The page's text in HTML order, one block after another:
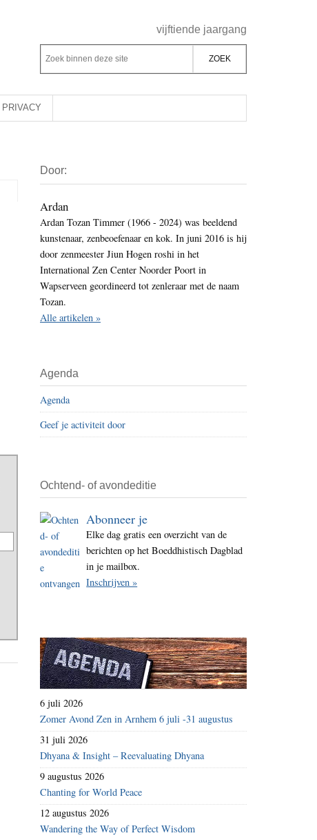
Rechts
vijftiende jaargang
Z
o
e
k
d
e
z
e
s
i
t
e
Z
o
k
b
n
n
d
e
z
e
s
i
PRIVACY
Sidebar
Door:
Ardan
Ardan Tozan Timmer (1966 - 2024) was beeldend
kunstenaar, zenbeoefenaar en kok. In juni 2016 is hij
door zenmeester Jiun Hogen roshi in het
International Zen Center Noorder Poort in
Wapserveen geordineerd tot zenleraar met de naam
Tozan.
Alle artikelen »
Agenda
Agenda
Geef je activiteit door
Ochtend- of avondeditie
Abonneer je
Elke dag gratis een overzicht van de
berichten op het Boeddhistisch Dagblad
in je mailbox.
Inschrijven »
6 juli 2026
Zomer Avond Zen in Arnhem 6 juli -31 augustus
31 juli 2026
Dhyana & Insight – Reevaluating Dhyana
9 augustus 2026
Chanting for World Peace
12 augustus 2026
Wandering the Way of Perfect Wisdom